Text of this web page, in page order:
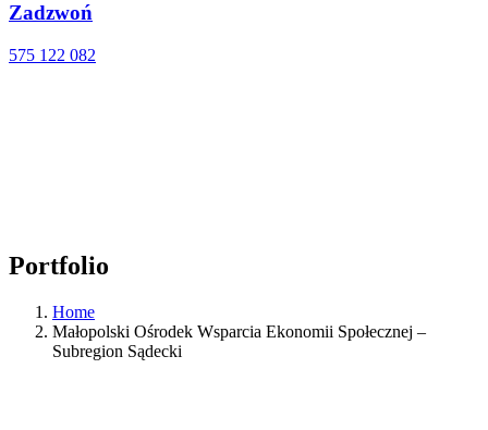
Zadzwoń
575 122 082
Portfolio
Home
Małopolski Ośrodek Wsparcia Ekonomii Społecznej –
Subregion Sądecki